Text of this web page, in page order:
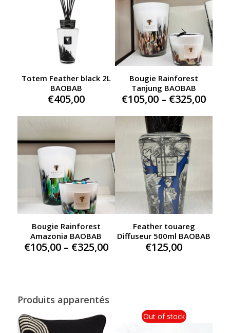
Totem Feather black 2L
BAOBAB
€405,00
Bougie Rainforest
Tanjung BAOBAB
€105,00 – €325,00Price
Bougie Rainforest
Amazonia BAOBAB
€105,00 – €325,00Price
€325,00
Feather touareg
Diffuseur 500ml BAOBAB
€125,00
Produits apparentés
Out of stock